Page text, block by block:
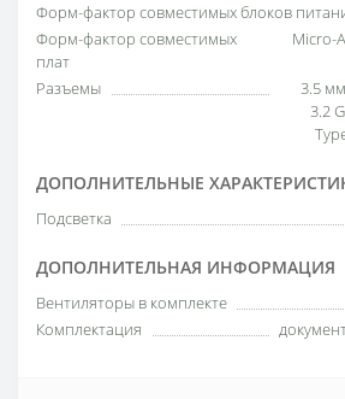
Форм-фактор совместимых блоков
Форм-фактор совместимых
плат
Micro-
Разъемы
3.5
3.2
ДОПОЛНИТЕЛЬНЫЕ
Подсветка
ДОПОЛНИТЕЛЬНАЯ ИНФОРМАЦИЯ
Вентиляторы в комплекте
Комплектация